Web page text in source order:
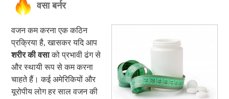
वसा बर्नर
वजन कम करना एक कठिन
प्रक्रिया है, खासकर यदि आप
शरीर की वसाको प्रभावी ढंग से
और स्थायी रूप से कम करना
चाहते हैं। कई अमेरिकियों और
यूरोपीय लोग हर साल वजन की